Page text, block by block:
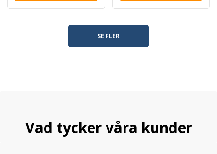
SE FLER
Vad tycker våra kunder